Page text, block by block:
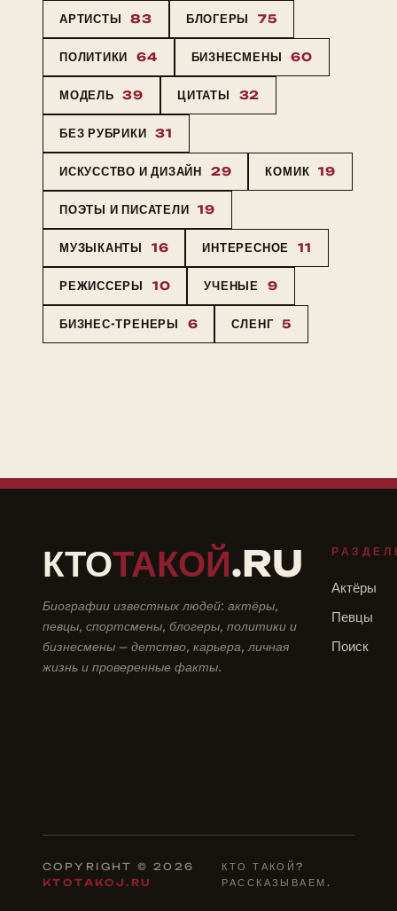
АРТИСТЫ 83 БЛОГЕРЫ 75
ПОЛИТИКИ 64 БИЗНЕСМЕНЫ 60
МОДЕЛЬ 39 ЦИТАТЫ 32
БЕЗ РУБРИКИ 31
ИСКУССТВО И ДИЗАЙН 29 КОМИК 19
ПОЭТЫ И ПИСАТЕЛИ 19
МУЗЫКАНТЫ 16 ИНТЕРЕСНОЕ 11
РЕЖИССЕРЫ 10 УЧЕНЫЕ 9
БИЗНЕС-ТРЕНЕРЫ 6 СЛЕНГ 5
КТОТАКОЙ.RU
Биографии известных людей: актёры,
певцы, спортсмены, блогеры, политики и
бизнесмены — детство, карьера, личная
жизнь и проверенные факты.
Актёры
Певцы
Поиск
COPYRIGHT © 2026
KTOTAKOJ.RU
КТО ТАКОЙ?
РАССКАЗЫВАЕМ.